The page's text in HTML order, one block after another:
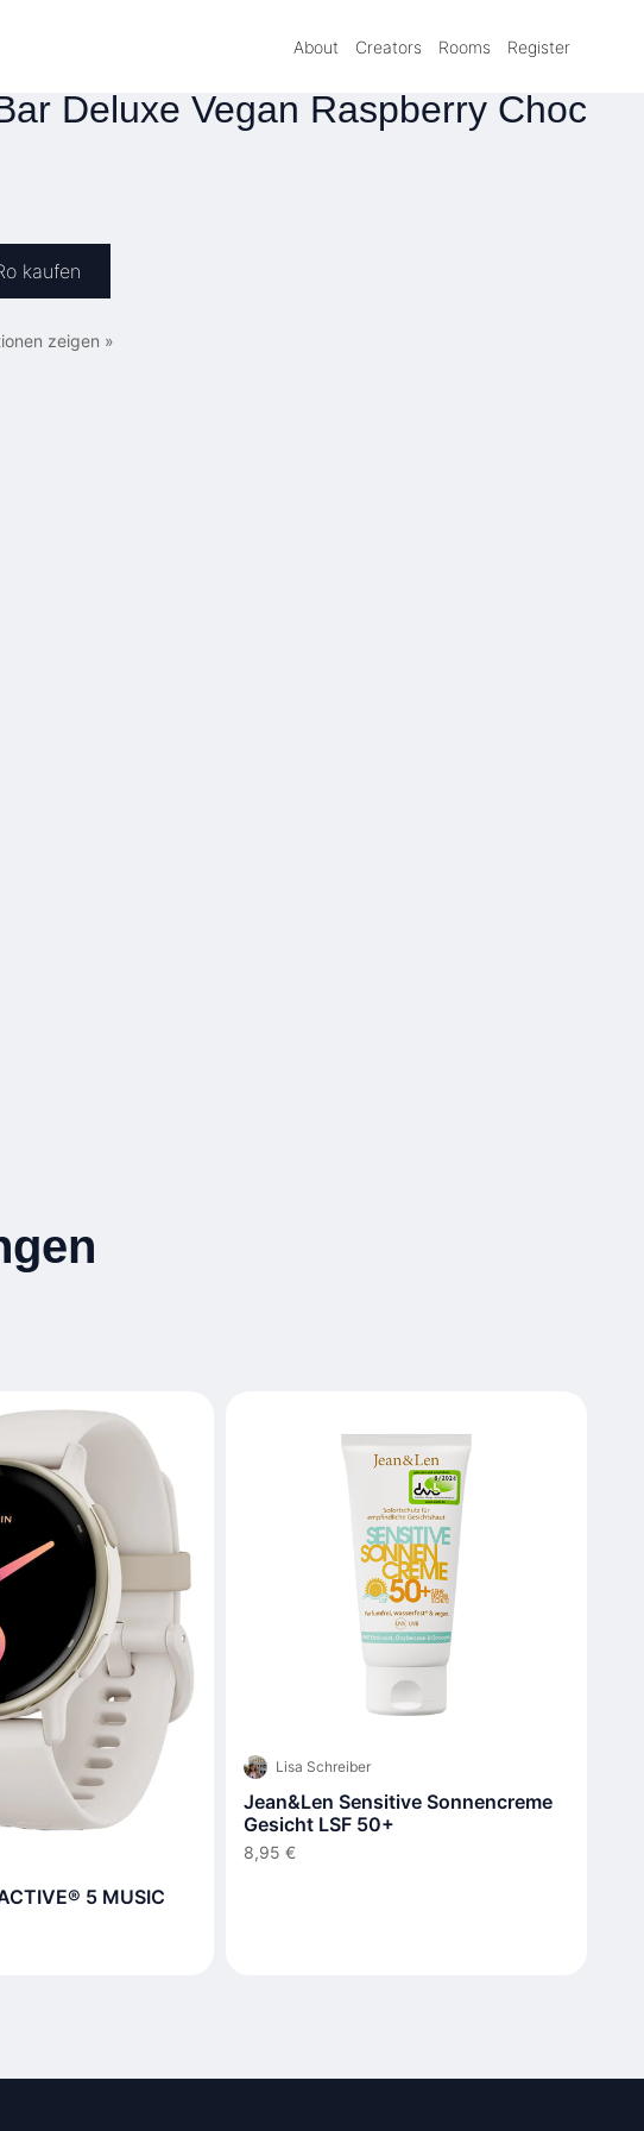
About Creators Rooms Register
Deluxe Vegan Raspberry Choc
kaufen
zeigen »
5 MUSIC
Lisa Schreiber
Jean&Len Sensitive Sonnencreme
Gesicht LSF 50+
8,95 €